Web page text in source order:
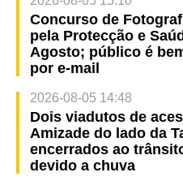
Concurso de
pela Protecção e
Agosto; público é
por e-mail
2026-08-05 14:48
Dois viadutos de
Amizade do lado da
encerrados ao
devido a chuva